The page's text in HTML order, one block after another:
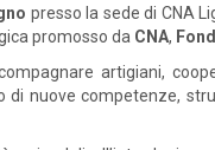
presso la sede di CNA
promosso da CNA,
artigiani,
di nuove competenze,